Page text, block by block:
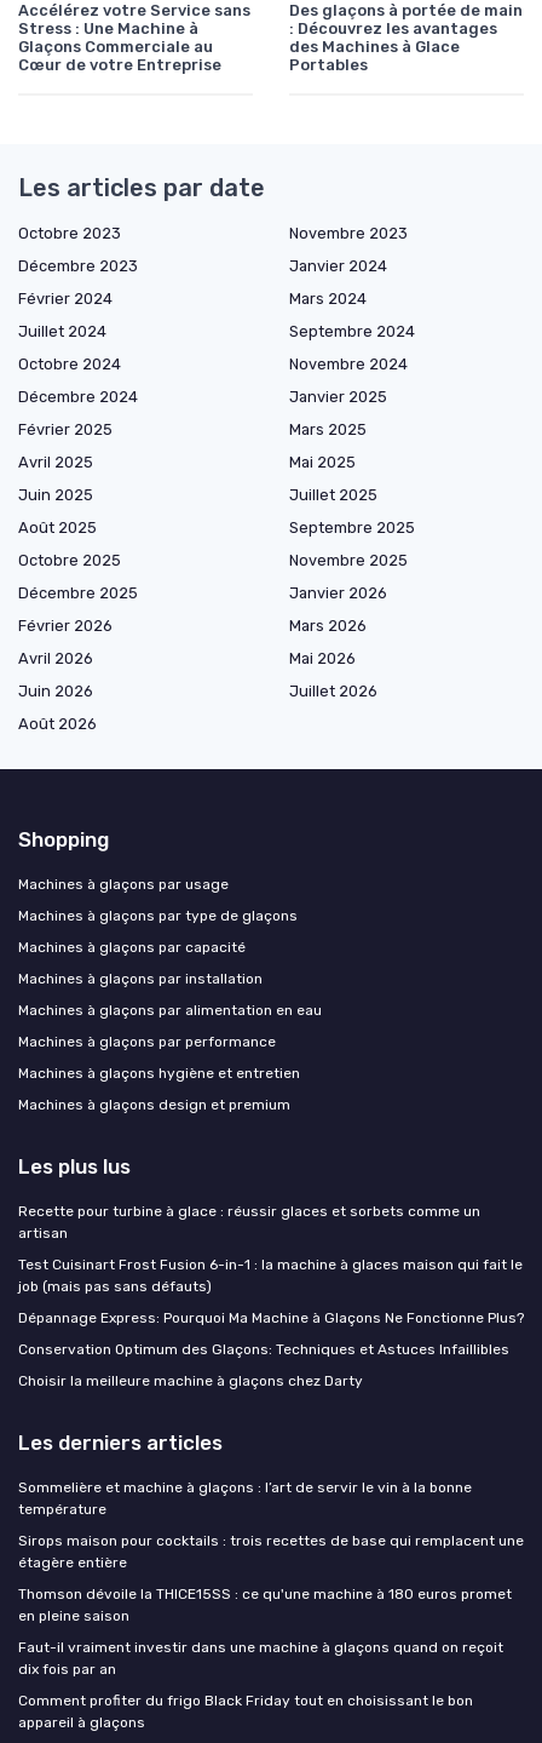
Accélérez votre Service sans
Stress : Une Machine à
Glaçons Commerciale au
Cœur de votre Entreprise
Des glaçons à portée de main
: Découvrez les avantages
des Machines à Glace
Portables
Les articles par date
Octobre 2023
Novembre 2023
Décembre 2023
Janvier 2024
Février 2024
Mars 2024
Juillet 2024
Septembre 2024
Octobre 2024
Novembre 2024
Décembre 2024
Janvier 2025
Février 2025
Mars 2025
Avril 2025
Mai 2025
Juin 2025
Juillet 2025
Août 2025
Septembre 2025
Octobre 2025
Novembre 2025
Décembre 2025
Janvier 2026
Février 2026
Mars 2026
Avril 2026
Mai 2026
Juin 2026
Juillet 2026
Août 2026
Shopping
Machines à glaçons par usage
Machines à glaçons par type de glaçons
Machines à glaçons par capacité
Machines à glaçons par installation
Machines à glaçons par alimentation en eau
Machines à glaçons par performance
Machines à glaçons hygiène et entretien
Machines à glaçons design et premium
Les plus lus
Recette pour turbine à glace : réussir glaces et sorbets comme un
artisan
Test Cuisinart Frost Fusion 6-in-1 : la machine à glaces maison qui fait le
job (mais pas sans défauts)
Dépannage Express: Pourquoi Ma Machine à Glaçons Ne Fonctionne Plus?
Conservation Optimum des Glaçons: Techniques et Astuces Infaillibles
Choisir la meilleure machine à glaçons chez Darty
Les derniers articles
Sommelière et machine à glaçons : l’art de servir le vin à la bonne
température
Sirops maison pour cocktails : trois recettes de base qui remplacent une
étagère entière
Thomson dévoile la THICE15SS : ce qu'une machine à 180 euros promet
en pleine saison
Faut-il vraiment investir dans une machine à glaçons quand on reçoit
dix fois par an
Comment profiter du frigo Black Friday tout en choisissant le bon
appareil à glaçons